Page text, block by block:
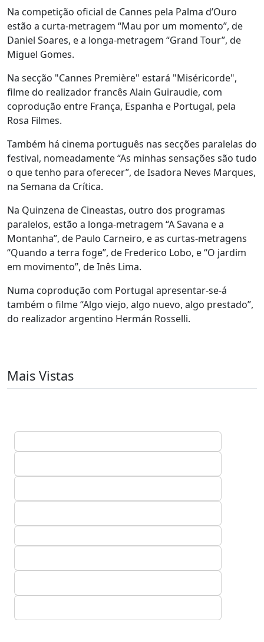
Na competição oficial de Cannes pela Palma d’Ouro
estão a curta-metragem “Mau por um momento”, de
Daniel Soares, e a longa-metragem “Grand Tour”, de
Miguel Gomes.
Na secção "Cannes Première" estará "Miséricorde",
filme do realizador francês Alain Guiraudie, com
coprodução entre França, Espanha e Portugal, pela
Rosa Filmes.
Também há cinema português nas secções paralelas do
festival, nomeadamente “As minhas sensações são tudo
o que tenho para oferecer”, de Isadora Neves Marques,
na Semana da Crítica.
Na Quinzena de Cineastas, outro dos programas
paralelos, estão a longa-metragem “A Savana e a
Montanha”, de Paulo Carneiro, e as curtas-metragens
“Quando a terra foge”, de Frederico Lobo, e “O jardim
em movimento”, de Inês Lima.
Numa coprodução com Portugal apresentar-se-á
também o filme “Algo viejo, algo nuevo, algo prestado”,
do realizador argentino Hermán Rosselli.
Mais Vistas